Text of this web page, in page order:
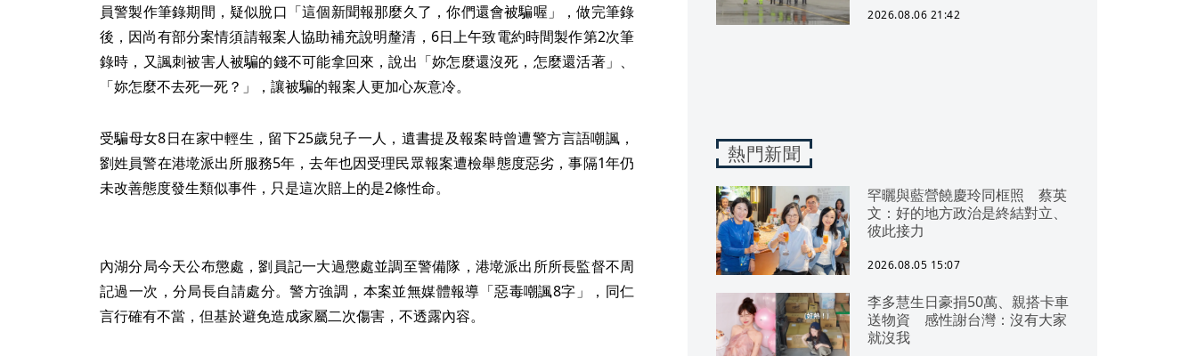
員警製作筆錄期間，疑似脫口「這個新聞報那麼久了，你們還會被騙喔」，做完筆錄
後，因尚有部分案情須請報案人協助補充說明釐清，6日上午致電約時間製作第2次筆
錄時，又諷刺被害人被騙的錢不可能拿回來，說出「妳怎麼還沒死，怎麼還活著」、
「妳怎麼不去死一死？」，讓被騙的報案人更加心灰意冷。
受騙母女8日在家中輕生，留下25歲兒子一人，遺書提及報案時曾遭警方言語嘲諷，
劉姓員警在港墘派出所服務5年，去年也因受理民眾報案遭檢舉態度惡劣，事隔1年仍
未改善態度發生類似事件，只是這次賠上的是2條性命。
內湖分局今天公布懲處，劉員記一大過懲處並調至警備隊，港墘派出所所長監督不周
記過一次，分局長自請處分。警方強調，本案並無媒體報導「惡毒嘲諷8字」，同仁
言行確有不當，但基於避免造成家屬二次傷害，不透露內容。
2026.08.06 21:42
熱門新聞
罕曬與藍營饒慶玲同框照 蔡英
文：好的地方政治是終結對立、
彼此接力
2026.08.05 15:07
李多慧生日豪捐50萬、親搭卡車
送物資 感性謝台灣：沒有大家
就沒我